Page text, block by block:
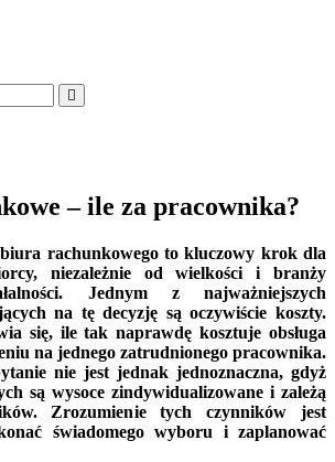
– ile za pracownika?
rachunkowego to kluczowy krok dla
niezależnie od wielkości i branży
Jednym z najważniejszych
na tę decyzję są oczywiście koszty.
się, ile tak naprawdę kosztuje obsługa
na jednego zatrudnionego pracownika.
nie jest jednak jednoznaczna, gdyż
są wysoce zindywidualizowane i zależą
Zrozumienie tych czynników jest
świadomego wyboru i zaplanować